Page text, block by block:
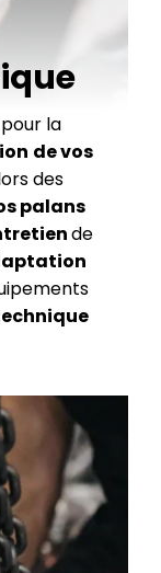
la
de vos
des
palans
de